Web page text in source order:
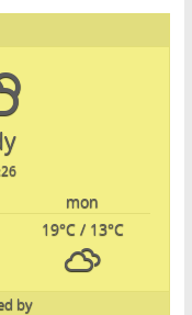
am
mon
19°C/ 13°C
by